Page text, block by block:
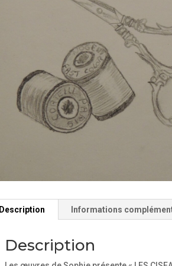
Description Informations
Description